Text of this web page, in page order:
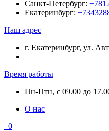
Санкт-Петербург:
Екатеринбург:
Наш адрес
г. Екатеринбург, ул.
Время работы
Пн-Птн, с 09.00 до
О нас
0